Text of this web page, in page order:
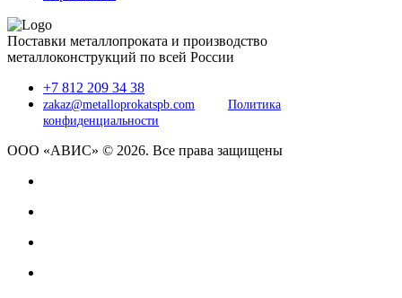
Поставки металлопроката и производство
металлоконструкций по всей России
+7 812 209 34 38
zakaz@metalloprokatspb.com
Политика
конфиденциальности
ООО «АВИС» © 2026. Все права защищены